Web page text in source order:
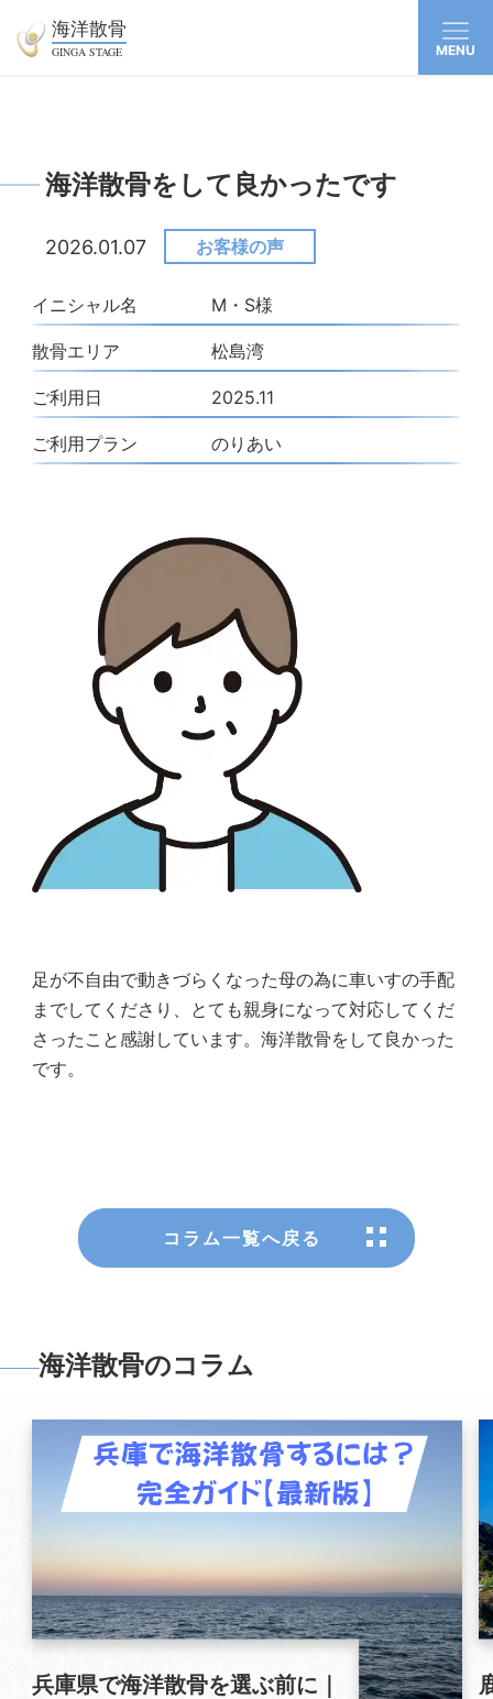
海洋散骨
GINGA STAGE MENU
海洋散骨をして良かったです
2026.01.07 お客様の声
イニシャル名 M・S様
散骨エリア 松島湾
ご利用日 2025.11
ご利用プラン のりあい
足が不自由で動きづらくなった母の為に車いすの手配
までしてくださり、とても親身になって対応してくだ
さったこと感謝しています。海洋散骨をして良かった
です。
コラム一覧へ戻る
海洋散骨のコラム
兵庫県で海洋散骨を選ぶ前に｜